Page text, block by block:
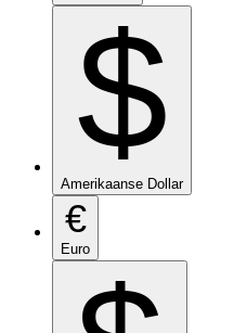
$
Amerikaanse Dollar
€
Euro